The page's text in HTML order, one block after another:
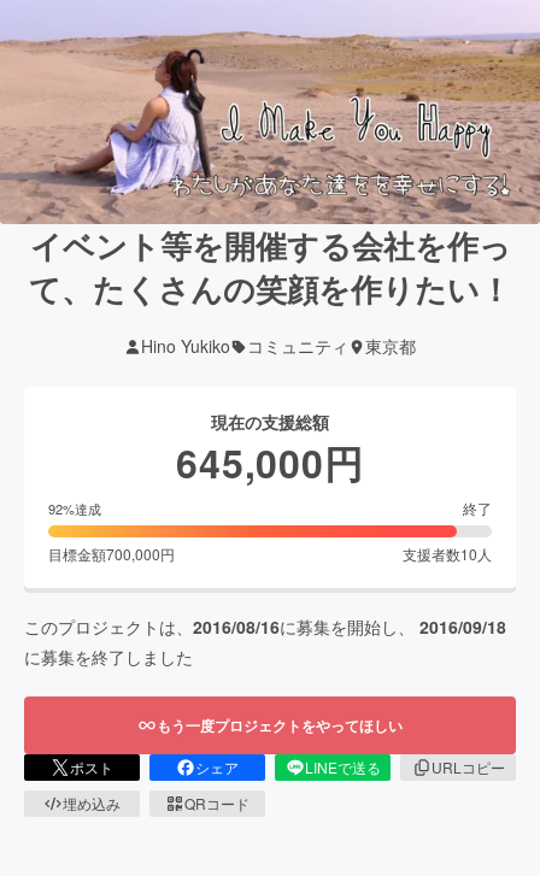
イベント等を開催する会社を作っ
て、たくさんの笑顔を作りたい！
Hino Yukiko コミュニティ 東京都
現在の支援総額
645,000円
92%達成 終了
目標金額700,000円 支援者数10 人
このプロジェクトは、 2016/08/16に募集を開始し、 2016/09/18
に募集を終了しました
もう一度プロジェクトをやってほしい
ポスト シェア LINEで送る
URLコピー
埋め込み
QRコード